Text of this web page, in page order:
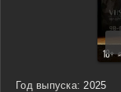
Год выпуска: 2025